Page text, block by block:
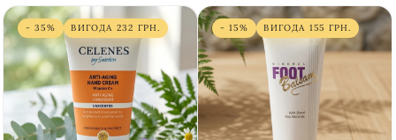
- 35% ВИГОДА 232 ГРН. - 15% ВИГОДА 155 ГРН.